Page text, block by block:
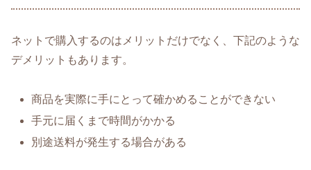
ネットで購入するのはメリットだけでなく、下記のような
デメリットもあります。
商品を実際に手にとって確かめることができない
手元に届くまで時間がかかる
別途送料が発生する場合がある